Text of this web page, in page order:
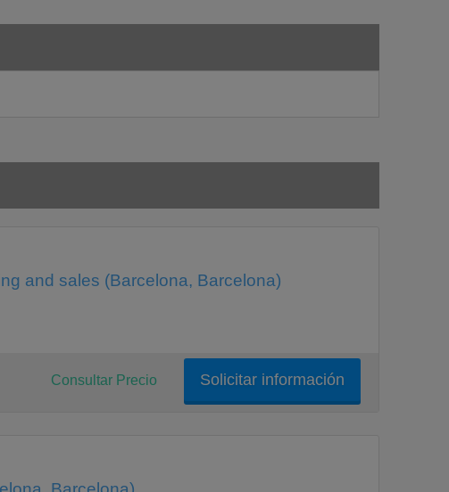
and sales (Barcelona, Barcelona)
Solicitar información
Consultar Precio